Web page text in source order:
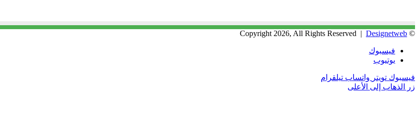
© Copyright 2026, All Rights Reserved |
Designetweb
فيسبوك
يوتيوب
فيسبوك تويتر واتساب تيلقرام
زر الذهاب إلى الأعلى